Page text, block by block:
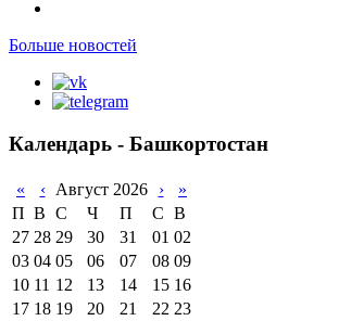
Больше новостей
Календарь - Башкортостан
« ‹ Август 2026 ›
»
П В С Ч П С В
27 28 29 30 31 01 02
03 04 05 06 07 08 09
10 11 12 13 14 15 16
17 18 19 20 21 22 23